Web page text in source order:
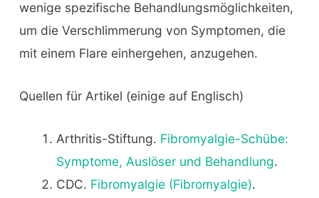
wenige spezifische Behandlungsmöglichkeiten,
um die Verschlimmerung von Symptomen, die
mit einem Flare einhergehen, anzugehen.
Quellen für Artikel (einige auf Englisch)
Arthritis-Stiftung. Fibromyalgie-Schübe:
Symptome, Auslöser und Behandlung.
CDC. Fibromyalgie (Fibromyalgie).